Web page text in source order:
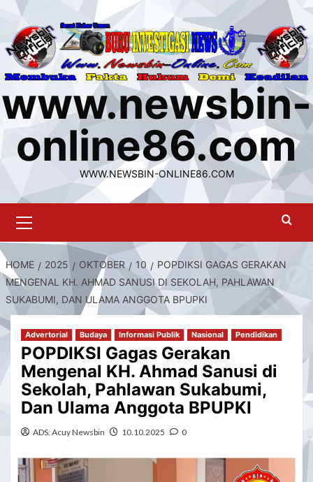
Skip
content
www.newsbin-
online86.com
WWW.NEWSBIN-ONLINE86.COM
Menu
HOME 2025 OKTOBER 10
POPDIKSI GAGAS GERAKAN
MENGENAL KH. AHMAD SANUSI DI SEKOLAH, PAHLAWAN
SUKABUMI, DAN ULAMA ANGGOTA BPUPKI
Advertorial Budaya Informasi Publik Nasional Pendidikan
POPDIKSI Gagas Gerakan
Mengenal KH. Ahmad Sanusi di
Sekolah, Pahlawan Sukabumi,
Dan Ulama Anggota BPUPKI
ADS. Acuy Newsbin 10.10.2025 0